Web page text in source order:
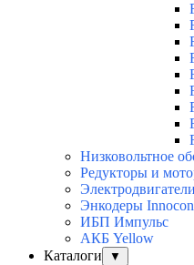
Низковольтное
Редукторы и
Энкодеры
ИБП Импульс
АКБ Yellow
Каталоги
▼